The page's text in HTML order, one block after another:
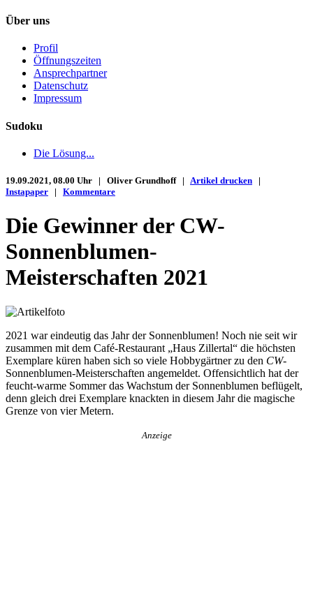
Über uns
Profil
Öffnungszeiten
Ansprechpartner
Datenschutz
Impressum
Sudoku
Die Lösung...
19.09.2021, 08.00 Uhr | Oliver Grundhoff | Artikel drucken |
Instapaper | Kommentare
Die Gewinner der CW-
Sonnenblumen-
Meisterschaften 2021
2021 war eindeutig das Jahr der Sonnenblumen! Noch nie seit wir
zusammen mit dem Café-Restaurant „Haus Zillertal“ die höchsten
Exemplare küren haben sich so viele Hobbygärtner zu den CW-
Sonnenblumen-Meisterschaften angemeldet. Offensichtlich hat der
feucht-warme Sommer das Wachstum der Sonnenblumen beflügelt,
denn gleich drei Exemplare knackten in diesem Jahr die magische
Grenze von vier Metern.
Anzeige